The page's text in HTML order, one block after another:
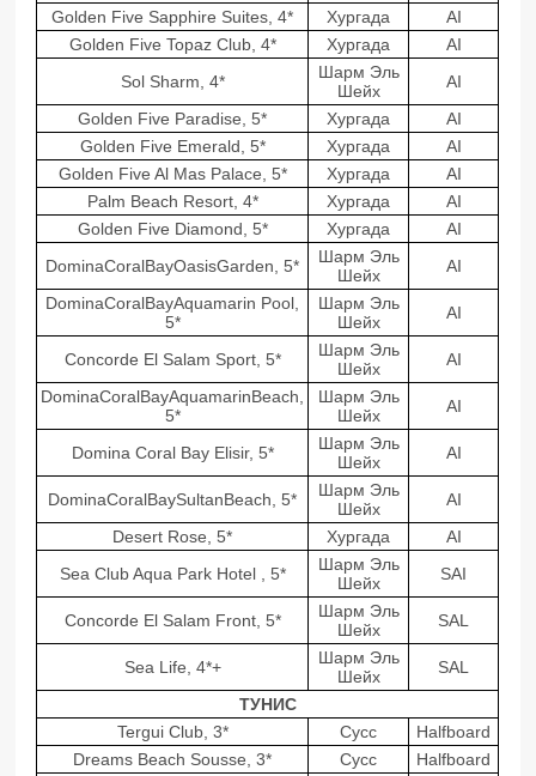
Golden Five Sapphire Suites, 4*
Хургада
AI
Golden Five Topaz Club, 4*
Хургада
AI
Sol Sharm, 4*
Шарм Эль
Шейх
AI
Golden Five Paradise, 5*
Хургада
AI
Golden Five Emerald, 5*
Хургада
AI
Golden Five Al Mas Palace, 5*
Хургада
AI
Palm Beach Resort, 4*
Хургада
AI
Golden Five Diamond, 5*
Хургада
AI
DominaCoralBayOasisGarden, 5*
Шарм Эль
Шейх
AI
DominaCoralBayAquamarin Pool,
5*
Шарм Эль
Шейх
AI
Concorde El Salam Sport, 5*
Шарм Эль
Шейх
AI
DominaCoralBayAquamarinBeach,
5*
Шарм Эль
Шейх
AI
Domina Coral Bay Elisir, 5*
Шарм Эль
Шейх
AI
DominaCoralBaySultanBeach, 5*
Шарм Эль
Шейх
AI
Desert Rose, 5*
Хургада
AI
Sea Club Aqua Park Hotel , 5*
Шарм Эль
Шейх
SAI
Concorde El Salam Front, 5*
Шарм Эль
Шейх
SAL
Sea Life, 4*+
Шарм Эль
Шейх
SAL
ТУНИС
Tergui Club, 3*
Сусс
Halfboard
Dreams Beach Sousse, 3*
Сусс
Halfboard